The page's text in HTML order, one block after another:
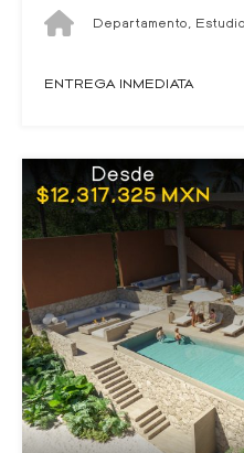
Departamento,
ENTREGA INMEDIATA